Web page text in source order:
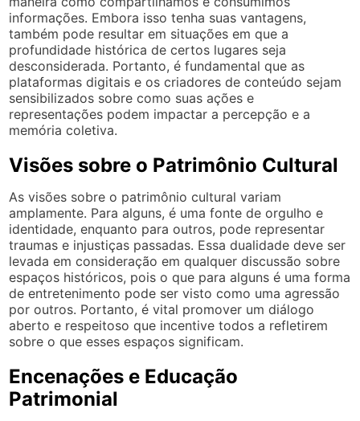
informações. Embora isso tenha suas vantagens,
também pode resultar em situações em que a
profundidade histórica de certos lugares seja
desconsiderada. Portanto, é fundamental que as
plataformas digitais e os criadores de conteúdo sejam
sensibilizados sobre como suas ações e
representações podem impactar a percepção e a
memória coletiva.
Visões sobre o Patrimônio Cultural
As visões sobre o patrimônio cultural variam
amplamente. Para alguns, é uma fonte de orgulho e
identidade, enquanto para outros, pode representar
traumas e injustiças passadas. Essa dualidade deve ser
levada em consideração em qualquer discussão sobre
espaços históricos, pois o que para alguns é uma forma
de entretenimento pode ser visto como uma agressão
por outros. Portanto, é vital promover um diálogo
aberto e respeitoso que incentive todos a refletirem
sobre o que esses espaços significam.
Encenações e Educação
Patrimonial